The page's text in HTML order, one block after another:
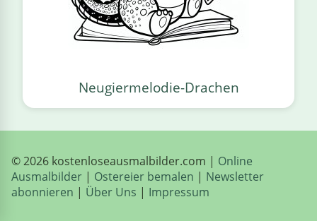
Neugiermelodie-Drachen
© 2026 kostenloseausmalbilder.com | Online
Ausmalbilder | Ostereier bemalen | Newsletter
abonnieren | Über Uns | Impressum